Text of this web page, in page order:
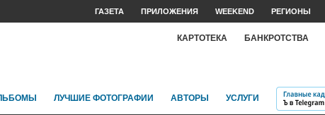
ГАЗЕТА ПРИЛОЖЕНИЯ WEEKEND РЕГИОНЫ
КАРТОТЕКА БАНКРОТСТВА
ЛУЧШИЕ ФОТОГРАФИИ АВТОРЫ УСЛУГИ